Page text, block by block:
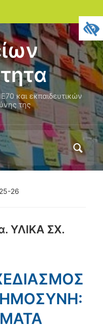
και εκπαιδευτικών
της
26
ΥΛΙΚΑ ΣΧ.